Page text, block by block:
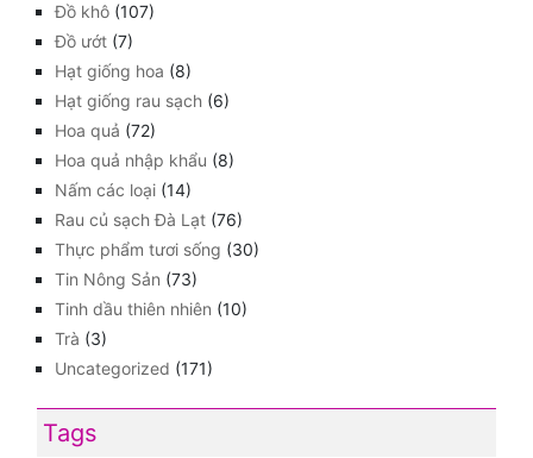
Đồ khô (107)
Đồ ướt (7)
Hạt giống hoa (8)
Hạt giống rau sạch (6)
Hoa quả (72)
Hoa quả nhập khẩu (8)
Nấm các loại (14)
Rau củ sạch Đà Lạt (76)
Thực phẩm tươi sống (30)
Tin Nông Sản (73)
Tinh dầu thiên nhiên (10)
Trà (3)
Uncategorized (171)
Tags